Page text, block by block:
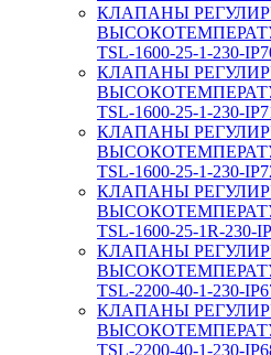
КЛАПАНЫ
TSL-1600-25-1-230-
КЛАПАНЫ
TSL-1600-25-1-230-
КЛАПАНЫ
TSL-1600-25-1-230-
КЛАПАНЫ
TSL-1600-25-1R-230-
КЛАПАНЫ
TSL-2200-40-1-230-
КЛАПАНЫ
TSL-2200-40-1-230-